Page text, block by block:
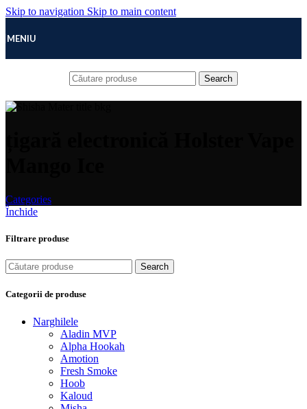
Skip to navigation Skip to main content
MENIU
Search
Categories
Închide
Filtrare produse
Search
Categorii de produse
Narghilele
Aladin MVP
Alpha Hookah
Amotion
Fresh Smoke
Hoob
Kaloud